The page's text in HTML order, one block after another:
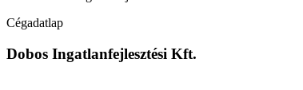
Cégadatlap
Dobos Ingatlanfejlesztési Kft.